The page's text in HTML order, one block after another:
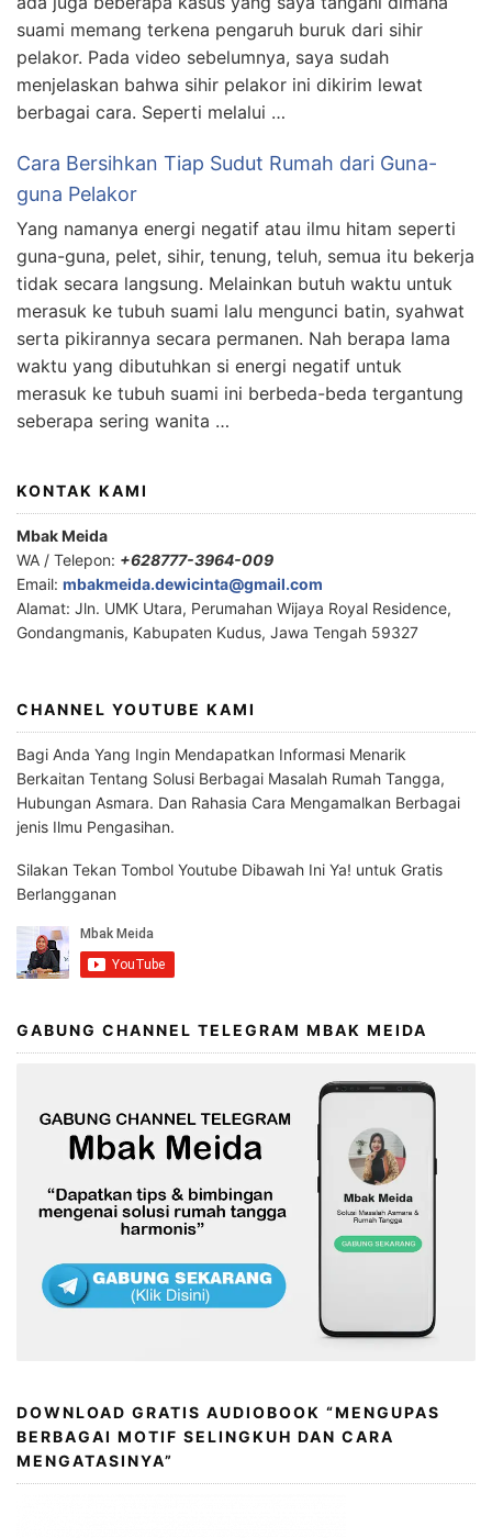
suami memang terkena pengaruh buruk dari sihir
pelakor. Pada video sebelumnya, saya sudah
menjelaskan bahwa sihir pelakor ini dikirim lewat
berbagai cara. Seperti melalui …
Cara Bersihkan Tiap Sudut Rumah dari Guna-
guna Pelakor
Yang namanya energi negatif atau ilmu hitam seperti
guna-guna, pelet, sihir, tenung, teluh, semua itu bekerja
tidak secara langsung. Melainkan butuh waktu untuk
merasuk ke tubuh suami lalu mengunci batin, syahwat
serta pikirannya secara permanen. Nah berapa lama
waktu yang dibutuhkan si energi negatif untuk
merasuk ke tubuh suami ini berbeda-beda tergantung
seberapa sering wanita …
KONTAK KAMI
Mbak Meida
WA / Telepon: +628777-3964-009
Email: mbakmeida.dewicinta@gmail.com
Alamat: Jln. UMK Utara, Perumahan Wijaya Royal Residence,
Gondangmanis, Kabupaten Kudus, Jawa Tengah 59327
CHANNEL YOUTUBE KAMI
Bagi Anda Yang Ingin Mendapatkan Informasi Menarik
Berkaitan Tentang Solusi Berbagai Masalah Rumah Tangga,
Hubungan Asmara. Dan Rahasia Cara Mengamalkan Berbagai
jenis Ilmu Pengasihan.
Silakan Tekan Tombol Youtube Dibawah Ini Ya! untuk Gratis
Berlangganan
GABUNG CHANNEL TELEGRAM MBAK MEIDA
DOWNLOAD GRATIS AUDIOBOOK “MENGUPAS
BERBAGAI MOTIF SELINGKUH DAN CARA
MENGATASINYA”